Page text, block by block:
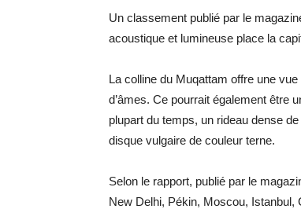
Un classement publié par le
acoustique et lumineuse place la
La colline du Muqattam offre une
d’âmes. Ce pourrait également être
plupart du temps, un rideau dense
disque vulgaire de couleur terne.
Selon le rapport, publié par le
New Delhi, Pékin, Moscou, Istanbul,